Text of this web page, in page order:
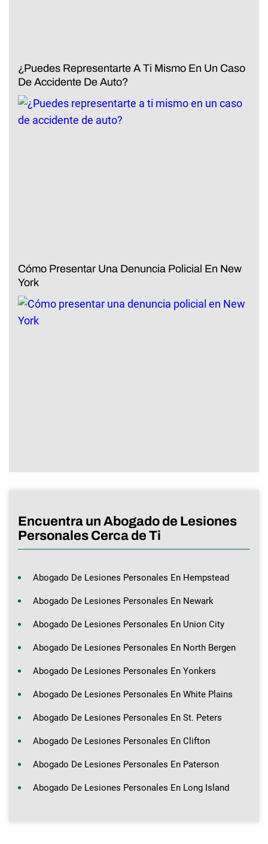
¿Puedes Representarte A Ti Mismo En Un Caso
De Accidente De Auto?
Cómo Presentar Una Denuncia Policial En New
York
Encuentra un Abogado de Lesiones
Personales Cerca de Ti
Abogado De Lesiones Personales En Hempstead
Abogado De Lesiones Personales En Newark
Abogado De Lesiones Personales En Union City
Abogado De Lesiones Personales En North Bergen
Abogado De Lesiones Personales En Yonkers
Abogado De Lesiones Personales En White Plains
Abogado De Lesiones Personales En St. Peters
Abogado De Lesiones Personales En Clifton
Abogado De Lesiones Personales En Paterson
Abogado De Lesiones Personales En Long Island